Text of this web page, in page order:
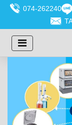
074-262240